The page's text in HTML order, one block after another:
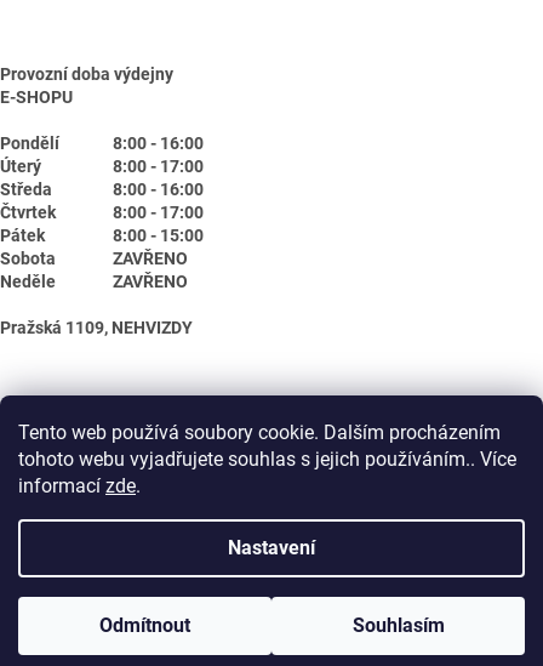
Tento web používá soubory cookie. Dalším procházením
tohoto webu vyjadřujete souhlas s jejich používáním.. Více
informací zde.
Nastavení
Odmítnout Souhlasím
Provozní doba výdejny
E-SHOPU
Pondělí
8:00 - 16:00
Úterý
8:00 - 17:00
Středa
8:00 - 16:00
Čtvrtek
8:00 - 17:00
Pátek
8:00 - 15:00
Sobota
ZAVŘENO
Neděle
ZAVŘENO
Pražská 1109, NEHVIZDY
Vytvořil Shoptet
Copyright 2026Biotika.net . Všechna práva vyhrazena.